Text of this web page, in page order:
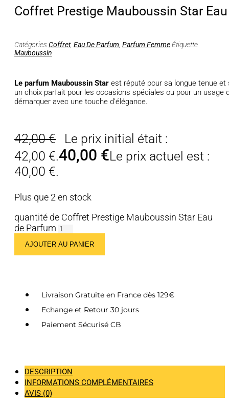
Coffret Prestige Mauboussin Star
CatégoriesCoffret, Eau De Parfum Parfum FemmeÉtiquette
Mauboussin
Le parfum Mauboussin Star est réputé pour sa longue tenue
un choix parfait pour les occasions spéciales ou pour un usage
démarquer avec une touche d’élégance.
42,00€
Le prix initial était :
42,00 €.40,00 €Le prix actuel est :
40,00 €.
Plus que 2 en stock
quantité de Coffret Prestige Mauboussin Star Eau
de Parfum
AJOUTER AU PANIER
Livraison Gratuite en France dès 129€
Echange et Retour 30 jours
Paiement Sécurisé CB
DESCRIPTION
INFORMATIONS COMPLÉMENTAIRES
AVIS (0)